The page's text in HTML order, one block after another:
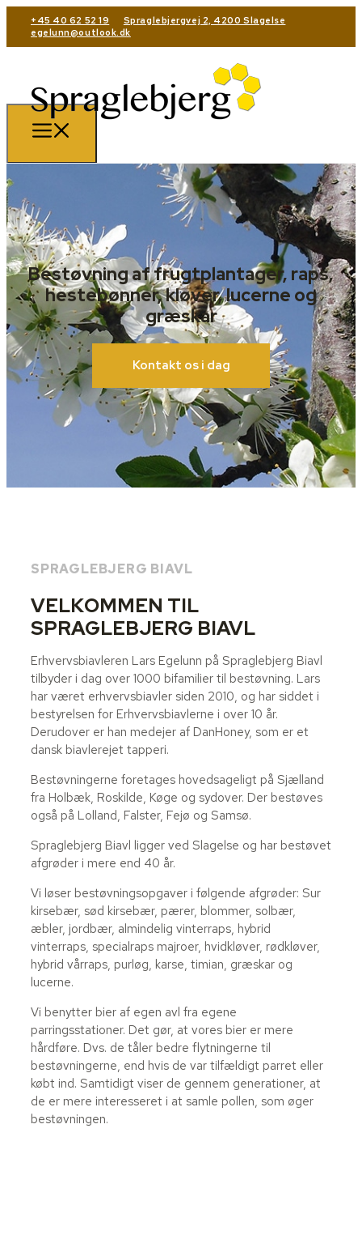
+45 40 62 52 19
Spraglebjergvej 2, 4200 Slagelse
egelunn@outlook.dk
Bestøvning af frugtplantager, raps,
hestebønner, kløver, lucerne og
græskar
Kontakt os i dag
SPRAGLEBJERG BIAVL
VELKOMMEN TIL
SPRAGLEBJERG BIAVL
Erhvervsbiavleren Lars Egelunn på Spraglebjerg Biavl
tilbyder i dag over 1000 bifamilier til bestøvning. Lars
har været erhvervsbiavler siden 2010, og har siddet i
bestyrelsen for Erhvervsbiavlerne i over 10 år.
Derudover er han medejer af DanHoney, som er et
dansk biavlerejet tapperi.
Bestøvningerne foretages hovedsageligt på Sjælland
fra Holbæk, Roskilde, Køge og sydover. Der bestøves
også på Lolland, Falster, Fejø og Samsø.
Spraglebjerg Biavl ligger ved Slagelse og har bestøvet
afgrøder i mere end 40 år.
Vi løser bestøvningsopgaver i følgende afgrøder: Sur
kirsebær, sød kirsebær, pærer, blommer, solbær,
æbler, jordbær, almindelig vinterraps, hybrid
vinterraps, specialraps majroer, hvidkløver, rødkløver,
hybrid vårraps, purløg, karse, timian, græskar og
lucerne.
Vi benytter bier af egen avl fra egene
parringsstationer. Det gør, at vores bier er mere
hårdføre. Dvs. de tåler bedre flytningerne til
bestøvningerne, end hvis de var tilfældigt parret eller
købt ind. Samtidigt viser de gennem generationer, at
de er mere interesseret i at samle pollen, som øger
bestøvningen.